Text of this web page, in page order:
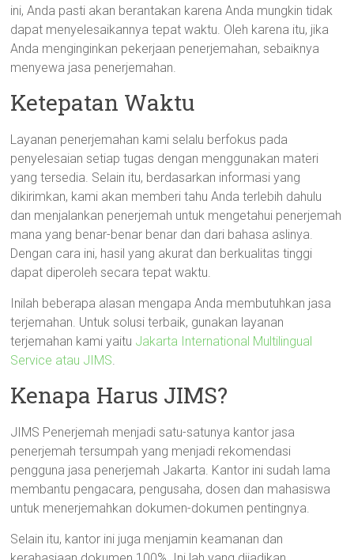
ini, Anda pasti akan berantakan karena Anda mungkin tidak
dapat menyelesaikannya tepat waktu. Oleh karena itu, jika
Anda menginginkan pekerjaan penerjemahan, sebaiknya
menyewa jasa penerjemahan.
Ketepatan Waktu
Layanan penerjemahan kami selalu berfokus pada
penyelesaian setiap tugas dengan menggunakan materi
yang tersedia. Selain itu, berdasarkan informasi yang
dikirimkan, kami akan memberi tahu Anda terlebih dahulu
dan menjalankan penerjemah untuk mengetahui penerjemah
mana yang benar-benar benar dan dari bahasa aslinya.
Dengan cara ini, hasil yang akurat dan berkualitas tinggi
dapat diperoleh secara tepat waktu.
Inilah beberapa alasan mengapa Anda membutuhkan jasa
terjemahan. Untuk solusi terbaik, gunakan layanan
terjemahan kami yaitu Jakarta International Multilingual
Service atau JIMS.
Kenapa Harus JIMS?
JIMS Penerjemah menjadi satu-satunya kantor jasa
penerjemah tersumpah yang menjadi rekomendasi
pengguna jasa penerjemah Jakarta. Kantor ini sudah lama
membantu pengacara, pengusaha, dosen dan mahasiswa
untuk menerjemahkan dokumen-dokumen pentingnya.
Selain itu, kantor ini juga menjamin keamanan dan